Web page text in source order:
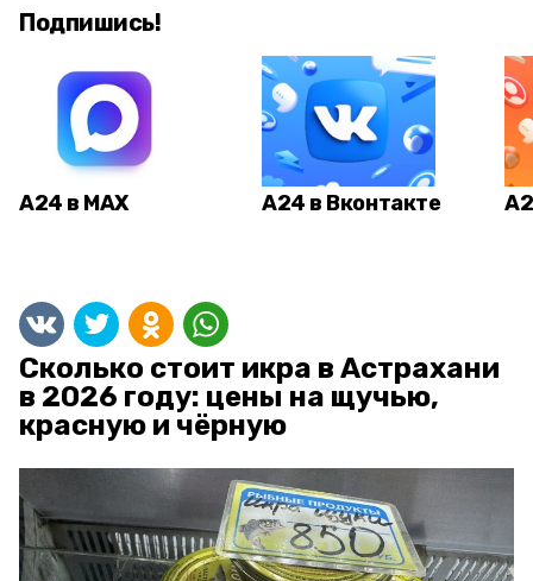
Подпишись!
А24 в MAX А24 в Вконтакте
Сколько стоит икра в Астрахани
в 2026 году: цены на щучью,
красную и чёрную